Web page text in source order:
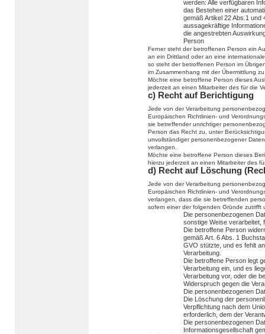
werden: Alle verfügbaren
das Bestehen einer
gemäß Artikel 22 Abs.1
aussagekräftige
die angestrebten
Person
Ferner steht der betroffenen Person ein
an ein Drittland oder an eine
so steht der betroffenen Person im
im Zusammenhang mit der Übermittlung
Möchte eine betroffene Person dieses
jederzeit an einen Mitarbeiter des für die
c) Recht auf Berichtigung
Jede von der Verarbeitung
Europäischen Richtlinien- und
sie betreffender unrichtiger
Person das Recht zu, unter
unvollständiger personenbezogener
verlangen.
Möchte eine betroffene Person dieses
hierzu jederzeit an einen Mitarbeiter des
d) Recht auf Löschung
Jede von der Verarbeitung
Europäischen Richtlinien- und
verlangen, dass die sie betreffenden
sofern einer der folgenden Gründe zutrifft
Die personenbezogenen
sonstige Weise verarbeitet,
Die betroffene Person
gemäß Art. 6 Abs. 1
GVO stützte, und es fehlt
Verarbeitung.
Die betroffene Person legt
Verarbeitung ein, und es
Verarbeitung vor, oder die
Widerspruch gegen die
Die personenbezogenen
Die Löschung der
Verpflichtung nach dem
erforderlich, dem der
Die personenbezogenen
Informationsgesellschaft